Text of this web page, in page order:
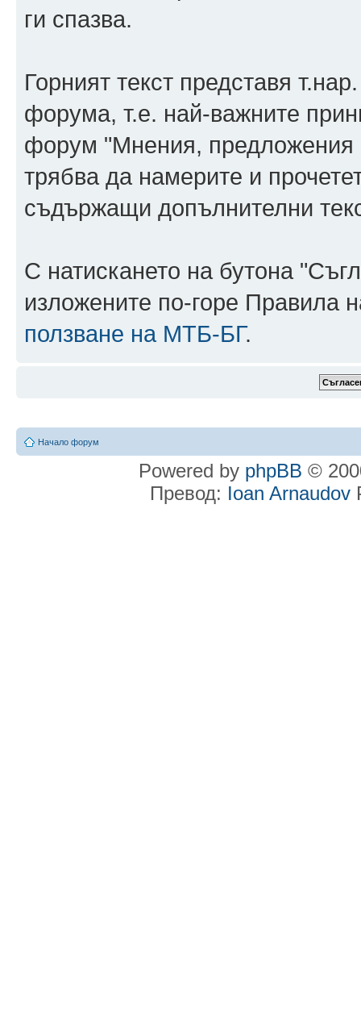
ги спазва.
Горният текст представя
форума, т.е. най-важните
форум "Мнения, предложения
трябва да намерите и
съдържащи допълнителни
С натискането на бутона
изложените по-горе Правила
ползване на МТБ-БГ.
Начало форум
Powered by phpBB ©
Превод: Ioan Arnaudov